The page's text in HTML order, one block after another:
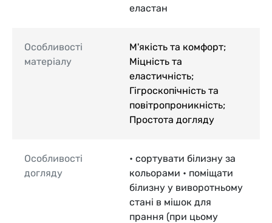
еластан
Особливості
матеріалу
М'якість та комфорт;
Міцність та
еластичність;
Гігроскопічність та
повітропроникність;
Простота догляду
Особливості
догляду
• сортувати білизну за
кольорами • поміщати
білизну у виворотньому
стані в мішок для
прання (при цьому